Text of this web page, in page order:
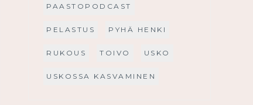
PAASTOPODCAST
PELASTUS PYHÄ HENKI
RUKOUS TOIVO USKO
USKOSSA KASVAMINEN